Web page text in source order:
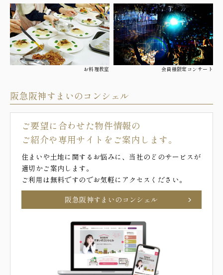
お料理教室 会員様限定コンサート
阪急阪神すまいのコンシェル
ご要望に合わせた物件情報の
ご紹介や専用サイトをご案内します。
住まいや土地に関するお悩みに、当社のどのサービスが
適切かご案内します。
ご利用は無料ですのでお気軽にアクセスください。
阪急阪神すまいのコンシェル